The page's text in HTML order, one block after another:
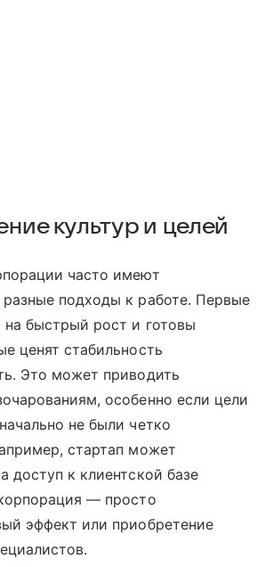
культур и целей
часто имеют
подходы к работе. Первые
быстрый рост и готовы
ценят стабильность
Это может приводить
особенно если цели
не были четко
стартап может
доступ к клиентской базе
— просто
эффект или приобретение